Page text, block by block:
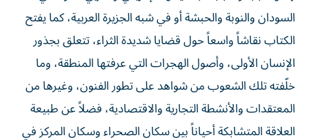
السودان والنوبة والحبشة أو في شبه الجزيرة العربية، كما يفتح
الكتاب نقاشاً واسعاً حول قضايا شديدة الثراء، تتعلق بجذور
الإنسان الأولى، وأصول الهجرات التي عرفتها المنطقة، وما
خلّفته تلك الشعوب من شواهد على تطور الفنون، وغيرها من
المعتقدات والأنشطة التجارية والاقتصادية، فضلاً عن طبيعة
العلاقة المتشابكة أحياناً بين سكان الصحراء وسكان المركز في